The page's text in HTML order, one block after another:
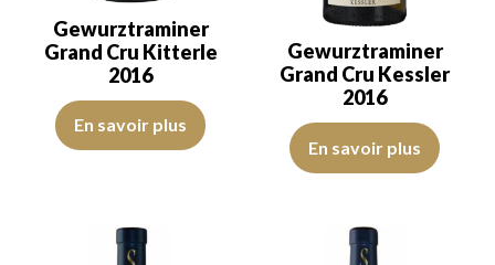
Gewurztraminer
Grand Cru Kitterle
2016
La robe est jaune citron avec des reflets verts, de bonne
En savoir plus
Gewurztraminer
Grand Cru Kessler
2016
La robe est jaune dorée avec
En savoir plus